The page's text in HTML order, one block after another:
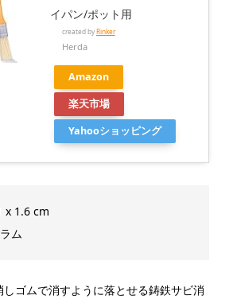
イパン/ポット用
created byRinker
Herda
Amazon
楽天市場
Yahooショッピング
x 1.6 cm
ム
ゴムで消すように落とせる鋳鉄サビ消